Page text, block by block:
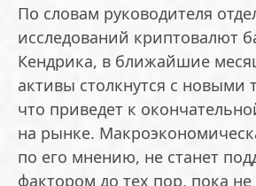
По словам руководителя
исследований криптовалют
Кендрика, в ближайшие
активы столкнутся с новыми
что приведет к
на рынке.
по его мнению, не станет
фактором до тех пор, пока